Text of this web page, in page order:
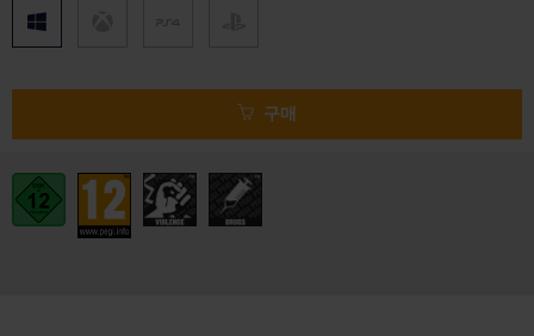
구매